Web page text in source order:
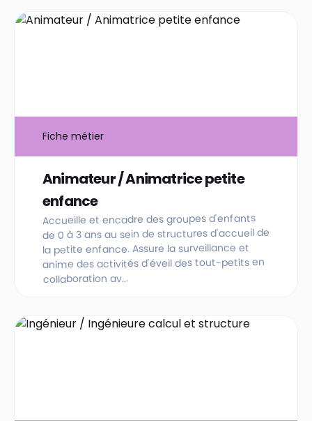
Fiche métier
Animateur / Animatrice petite
enfance
Accueille et encadre des groupes d'enfants
de 0 à 3 ans au sein de structures d'accueil de
la petite enfance. Assure la surveillance et
anime des activités d'éveil des tout-petits en
collaboration av...